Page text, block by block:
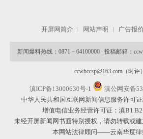
开屏网简介 网站声明 广告报
新闻爆料热线：0871－64100000 投稿邮箱：
ccwbccsp@163.com（时评）
滇ICP备13000630号-1
滇公网安备
中华人民共和国互联网新闻信息服务许可
增值电信业务经营许可证：滇
未经开屏新闻网书面特别授权，请勿转载或
本网站法律顾问——云南华度律